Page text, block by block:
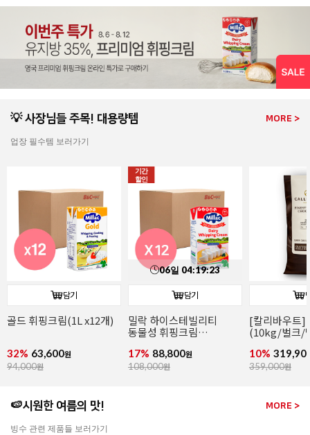
💡 사장님들 주목! 대용량템 MORE >
업장 필수템 보러가기
담기
[칼리바우트]2815다크
(10kg/벌크/벨기에)
10% 319,900
359,000원
담기
[칼리바우트]
화이트초콜릿 W2(10kg/
15% 319,200
379,000원
이태리산 파
(2~4mm/
파슬리후레
11%
299,000원
🍉시원한 여름의 맛! MORE >
빙수 관련 제품들 보러가기